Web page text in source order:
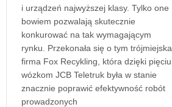
i urządzeń najwyższej klasy. Tylko one
bowiem pozwalają skutecznie
konkurować na tak wymagającym
rynku. Przekonała się o tym trójmiejska
firma Fox Recykling, która dzięki pięciu
wózkom JCB Teletruk była w stanie
znacznie poprawić efektywność robót
prowadzonych